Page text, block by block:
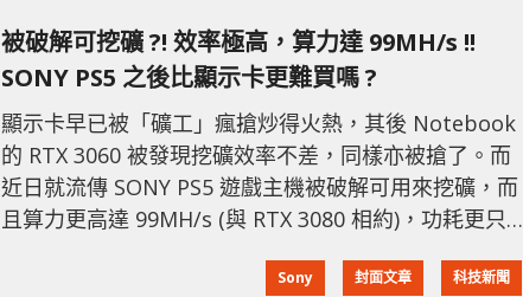
被破解可挖礦 ?! 效率極高，算力達 99MH/s !!
SONY PS5 之後比顯示卡更難買嗎 ?
顯示卡早已被「礦工」瘋搶炒得火熱，其後 Notebook
的 RTX 3060 被發現挖礦效率不差，同樣亦被搶了。而
近日就流傳 SONY PS5 遊戲主機被破解可用來挖礦，而
且算力更高達 99MH/s (與 RTX 3080 相約)，功耗更只有
Sony 封面文章 科技新聞